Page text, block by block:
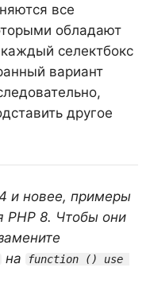
все
обладают
селектбокс
вариант
другое
и новее, примеры
PHP 8. Чтобы они
на
function () use